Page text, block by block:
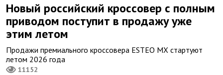
Новый российский кроссовер с полным
приводом поступит в продажу уже
этим летом
Продажи премиального кроссовера ESTEO MX стартуют
летом 2026 года
11152